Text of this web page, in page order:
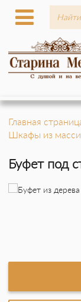
Главная
Шкафы из
Буфет под